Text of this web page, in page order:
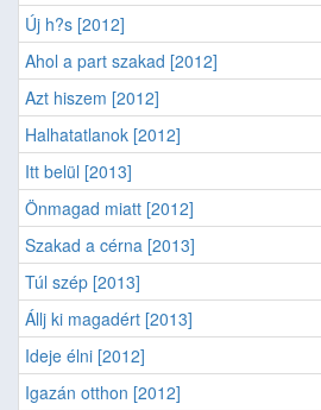
Új h?s [2012]
Ahol a part szakad [2012]
Azt hiszem [2012]
Halhatatlanok [2012]
Itt belül [2013]
Önmagad miatt [2012]
Szakad a cérna [2013]
Túl szép [2013]
Állj ki magadért [2013]
Ideje élni [2012]
Igazán otthon [2012]